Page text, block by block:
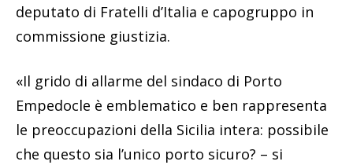
deputato di Fratelli d’Italia e capogruppo in
commissione giustizia.
«Il grido di allarme del sindaco di Porto
Empedocle è emblematico e ben rappresenta
le preoccupazioni della Sicilia intera: possibile
che questo sia l’unico porto sicuro? – si